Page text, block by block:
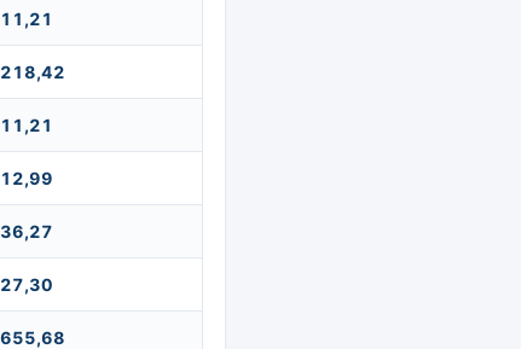
218,42
12,99
36,27
27,30
655,68